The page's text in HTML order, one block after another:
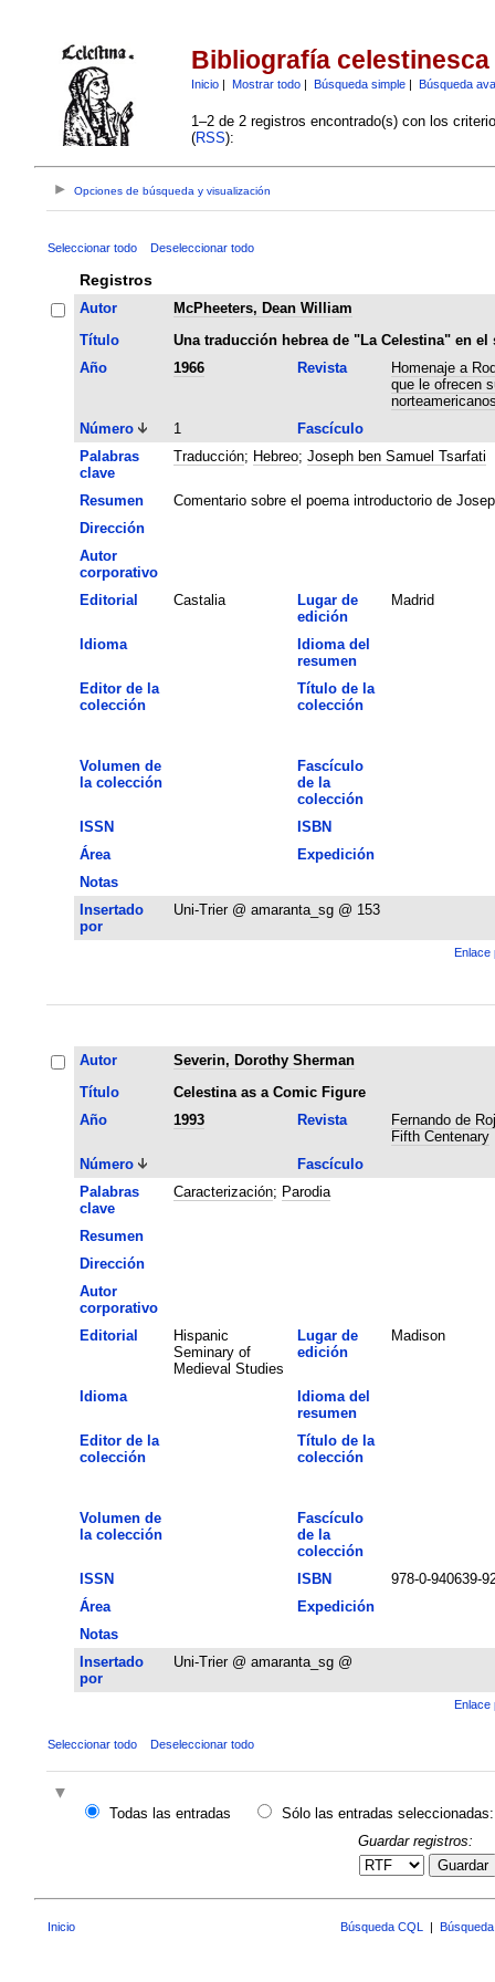
Bibliografía celestinesca
Inicio| Mostrar todo| Búsqueda simple| Búsqueda
1–2 de 2 registros encontrado(s) con los
(RSS):
Opciones de búsqueda y visualización
Seleccionar todo Deseleccionar todo
Registros
Autor
McPheeters, Dean William
Título
Una traducción hebrea de "La Celestina" en el
Año
1966 Revista
Homenaje a
que le ofrecen
Número
1
Fascículo
Palabras
clave
Traducción; Hebreo; Joseph ben Samuel Tsarfati
Resumen
Comentario sobre el poema introductorio de
Dirección
Autor
corporativo
Editorial
Castalia
Lugar de
edición
Madrid
Idioma
Idioma del
resumen
Editor de la
colección
Título de la
colección
Volumen de
la colección
Fascículo
de la
colección
ISSN
ISBN
Área
Expedición
Notas
Insertado
por
Uni-Trier @ amaranta_sg @ 153
Enlace
Autor
Severin, Dorothy Sherman
Título
Celestina as a Comic Figure
Año
1993 Revista
Fernando de
Fifth Centenary
Número
Fascículo
Palabras
clave
Caracterización; Parodia
Resumen
Dirección
Autor
corporativo
Editorial
Hispanic
Seminary of
Medieval Studies
Lugar de
edición
Madison
Idioma
Idioma del
resumen
Editor de la
colección
Título de la
colección
Volumen de
la colección
Fascículo
de la
colección
ISSN
ISBN
978-0-940639-
Área
Expedición
Notas
Insertado
por
Uni-Trier @ amaranta_sg @
Enlace
Seleccionar todo Deseleccionar todo
Todas las entradas
Sólo las entradas seleccionadas:
Guardar registros:
Guardar
Inicio Búsqueda CQL